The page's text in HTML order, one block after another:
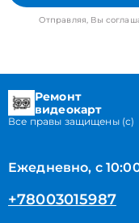
Отправляя, Вы
Ремонт
видеокарт
Все правы защищены (с)
Ежедневно, с
+78003015987